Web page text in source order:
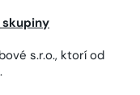
s.r.o., ktorí od